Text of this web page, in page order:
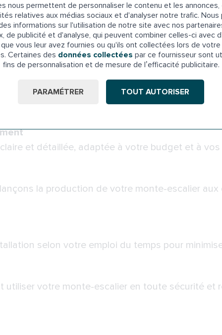
nous permettent de personnaliser le contenu et les annonces,
relatives aux médias sociaux et d'analyser notre trafic. Nous
informations sur l'utilisation de notre site avec nos
de publicité et d'analyse, qui peuvent combiner celles-ci avec
vous leur avez fournies ou qu'ils ont collectées lors de
Certaines des données collectées par ce fournisseur sont
fins de personnalisation et de mesure de l’efficacité publicitaire.
PARAMÉTRER TOUT AUTORISER
vous pour discuter de votre projet et analyser
évaluer la configuration de votre escalier et
sur mesure
monte-escalier pour garantir un ajustement
et détaillée, adaptée à votre budget et à
la production de votre monte-escalier
selon votre emploi du temps pour
utiliser votre monte-escalier en toute sécurité et